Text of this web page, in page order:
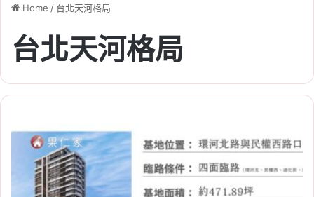
Home / 台北天河格局
台北天河格局